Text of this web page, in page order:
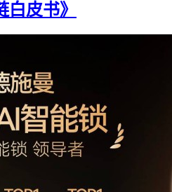
白皮书》